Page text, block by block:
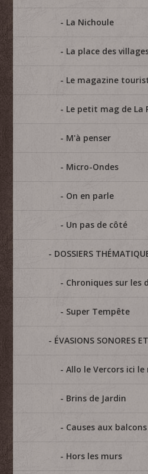
La Nichoule
La place des
Le magazine
Le petit mag de La
M'à penser
Micro-Ondes
On en parle
Un pas de côté
DOSSIERS
Chroniques sur les
Super Tempête
ÉVASIONS SONORES
Allo le Vercors ici le
Brins de Jardin
Causes aux balcons
Hors les murs